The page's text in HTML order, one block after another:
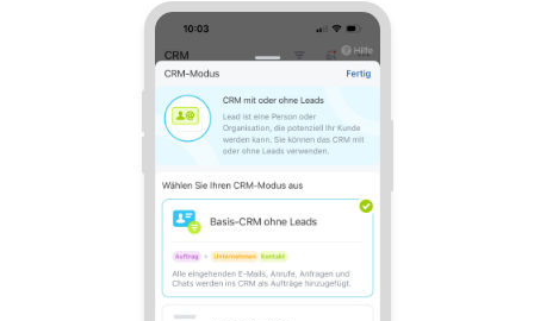
Messenger
Projektgruppen